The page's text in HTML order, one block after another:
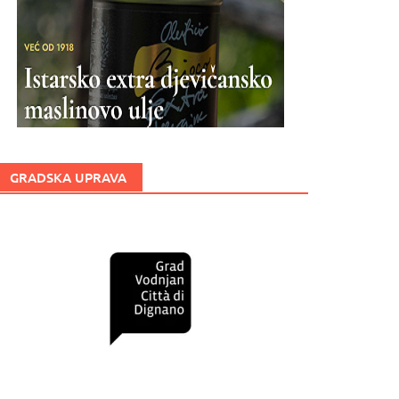
GRADSKA UPRAVA